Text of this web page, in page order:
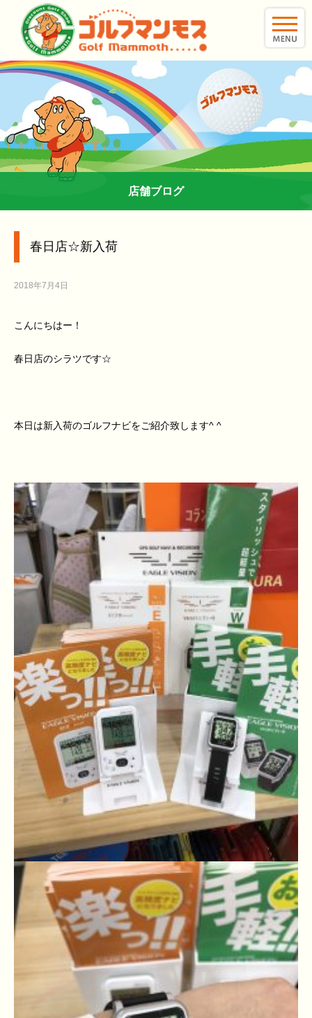
店舗ブログ
春日店☆新入荷
2018年7月4日
こんにちはー！
春日店のシラツです☆
本日は新入荷のゴルフナビをご紹介致します^ ^